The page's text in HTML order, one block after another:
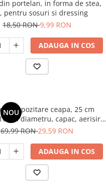
portelan, in forma de stea,
pentru sosuri si dressing
18,50 RON9,99 RON
ADAUGA IN COS
NOUdepozitare ceapa, 25 cm
cm diametru, capac, aerisire,
legume, bucatarie
69,99 RON29,59 RON
ADAUGA IN COS